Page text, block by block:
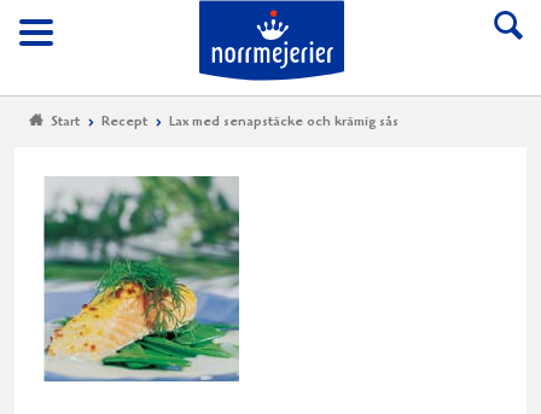
Meny
Till Norrmejerier
Start Recept Lax med senapstäcke och krämig sås